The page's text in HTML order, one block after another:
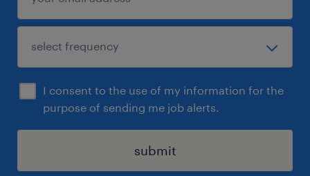
I consent to the use of my information for the
purpose of sending me job alerts.
submit